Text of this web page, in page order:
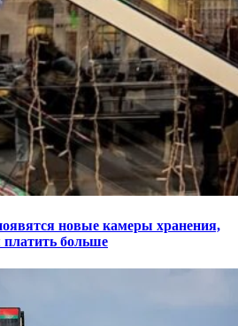
новые камеры хранения,
платить больше